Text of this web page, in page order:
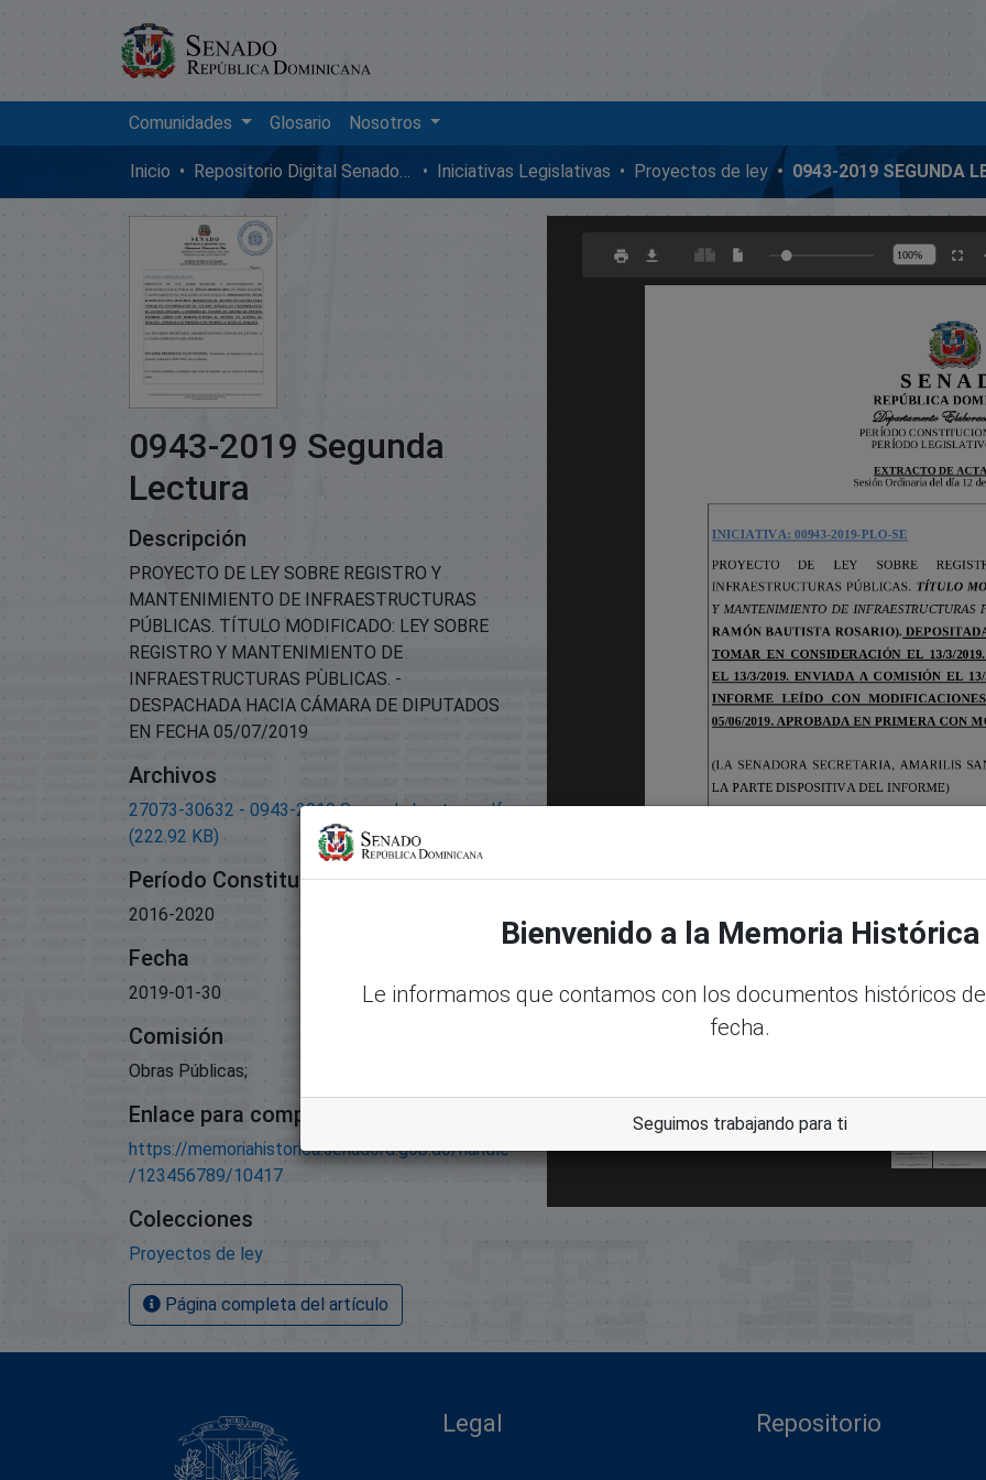
Comunidades Glosario Nosotros
Inicio Repositorio Digital SenadoRD Iniciativas Legislativas Proyectos de ley
0943-2019 Segunda
Lectura
Descripción
PROYECTO DE LEY SOBRE REGISTRO Y
MANTENIMIENTO DE INFRAESTRUCTURAS
PÚBLICAS. TÍTULO MODIFICADO: LEY SOBRE
REGISTRO Y MANTENIMIENTO DE
INFRAESTRUCTURAS PÙBLICAS. -
DESPACHADA HACIA CÁMARA DE DIPUTADOS
EN FECHA 05/07/2019
Archivos
27073-30632 - 0943-2019 Segunda Lectura.pdf
(222.92 KB)
Período Constitucional
2016-2020
Fecha
2019-01-30
Comisión
Obras Públicas;
Enlace para compartir este artículo
https://memoriahistorica.senadord.gob.do/handle
/123456789/10417
Colecciones
Proyectos de ley
Página completa del artículo
Legal Repositorio
Bienvenido a la Memoria Histórica
Le informamos que contamos con los documentos históricos
fecha.
Seguimos trabajando para ti